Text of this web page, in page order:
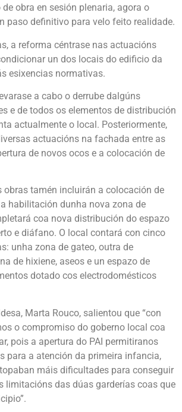
obra en sesión plenaria, agora o
paso definitivo para velo feito realidade.
a reforma céntrase nas actuacións
un dos locais do edificio da
esixencias normativas.
a cabo o derrube dalgúns
e de todos os elementos de distribución
actualmente o local. Posteriormente,
actuacións na fachada entre as
de novos ocos e a colocación de
obras tamén incluirán a colocación de
habilitación dunha nova zona de
coa nova distribución do espazo
e diáfano. O local contará con cinco
unha zona de gateo, outra de
de hixiene, aseos e un espazo de
dotado cos electrodomésticos
Marta Rouco, salientou que “con
o compromiso do goberno local coa
pois a apertura do PAI permitiranos
para a atención da primeira infancia,
máis dificultades para conseguir
limitacións das dúas garderías coas que